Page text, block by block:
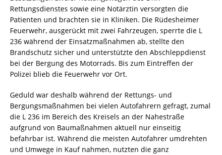
Rettungsdienstes sowie eine Notärztin versorgten die
Patienten und brachten sie in Kliniken. Die Rüdesheimer
Feuerwehr, ausgerückt mit zwei Fahrzeugen, sperrte die L
236 während der Einsatzmaßnahmen ab, stellte den
Brandschutz sicher und unterstützte den Abschleppdienst
bei der Bergung des Motorrads. Bis zum Eintreffen der
Polizei blieb die Feuerwehr vor Ort.
Geduld war deshalb während der Rettungs- und
Bergungsmaßnahmen bei vielen Autofahrern gefragt, zumal
die L 236 im Bereich des Kreisels an der Nahestraße
aufgrund von Baumaßnahmen aktuell nur einseitig
befahrbar ist. Während die meisten Autofahrer umdrehten
und Umwege in Kauf nahmen, nutzten die ganz